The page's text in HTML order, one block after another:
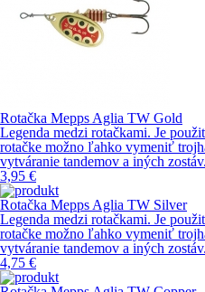
Rotačka Mepps Aglia TW Gold
Legenda medzi rotačkami. Je
rotačke možno ľahko vymeniť
vytváranie tandemov a iných zostáv.
3,95 €
Rotačka Mepps Aglia TW Silver
Legenda medzi rotačkami. Je
rotačke možno ľahko vymeniť
vytváranie tandemov a iných zostáv.
4,75 €